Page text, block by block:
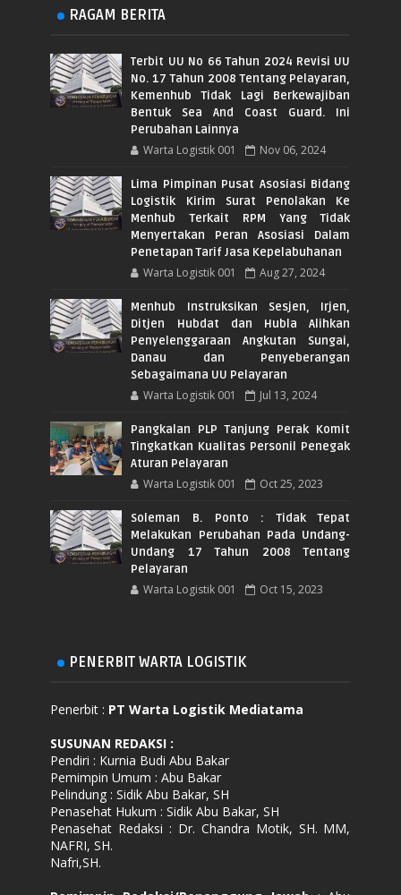
RAGAM BERITA
Terbit UU No 66 Tahun 2024 Revisi UU
No. 17 Tahun 2008 Tentang Pelayaran,
Kemenhub Tidak Lagi Berkewajiban
Bentuk Sea And Coast Guard. Ini
Perubahan Lainnya
Warta Logistik 001 Nov 06, 2024
Lima Pimpinan Pusat Asosiasi Bidang
Logistik Kirim Surat Penolakan Ke
Menhub Terkait RPM Yang Tidak
Menyertakan Peran Asosiasi Dalam
Penetapan Tarif Jasa Kepelabuhanan
Warta Logistik 001 Aug 27, 2024
Menhub Instruksikan Sesjen, Irjen,
Ditjen Hubdat dan Hubla Alihkan
Penyelenggaraan Angkutan Sungai,
Danau dan Penyeberangan
Sebagaimana UU Pelayaran
Warta Logistik 001 Jul 13, 2024
Pangkalan PLP Tanjung Perak Komit
Tingkatkan Kualitas Personil Penegak
Aturan Pelayaran
Warta Logistik 001 Oct 25, 2023
Soleman B. Ponto : Tidak Tepat
Melakukan Perubahan Pada Undang-
Undang 17 Tahun 2008 Tentang
Pelayaran
Warta Logistik 001 Oct 15, 2023
PENERBIT WARTA LOGISTIK
Penerbit : PT Warta Logistik Mediatama
SUSUNAN REDAKSI :
Pendiri : Kurnia Budi Abu Bakar
Pemimpin Umum : Abu Bakar
Pelindung : Sidik Abu Bakar, SH
Penasehat Hukum : Sidik Abu Bakar, SH
Penasehat Redaksi : Dr. Chandra Motik, SH. MM,
NAFRI, SH.
Nafri,SH.